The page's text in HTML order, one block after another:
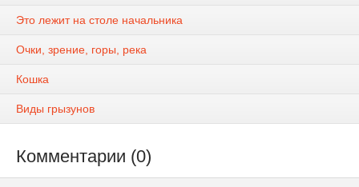
Это лежит на столе начальника
Очки, зрение, горы, река
Кошка
Виды грызунов
Комментарии (0)